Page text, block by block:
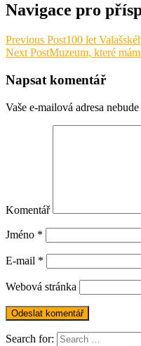
Navigace pro
Previous Post100 let
Next PostMuzeum, které
Napsat komentář
Vaše e-mailová adresa
Komentář
Jméno *
E-mail *
Webová stránka
Search for: